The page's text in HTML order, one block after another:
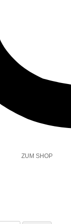
ZUM SHOP